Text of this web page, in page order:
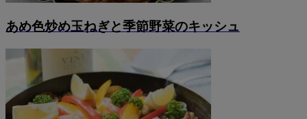
あめ色炒め玉ねぎと季節野菜のキッシュ